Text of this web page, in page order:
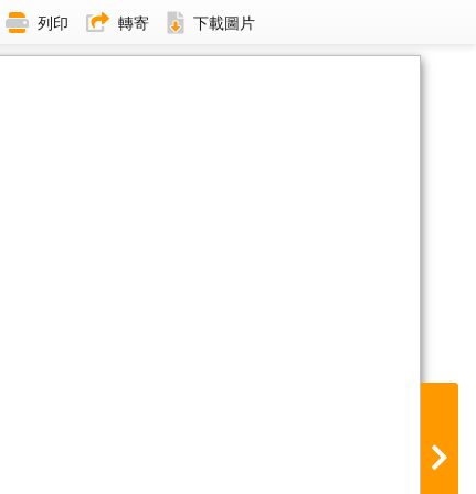
列印 轉寄 下載圖片